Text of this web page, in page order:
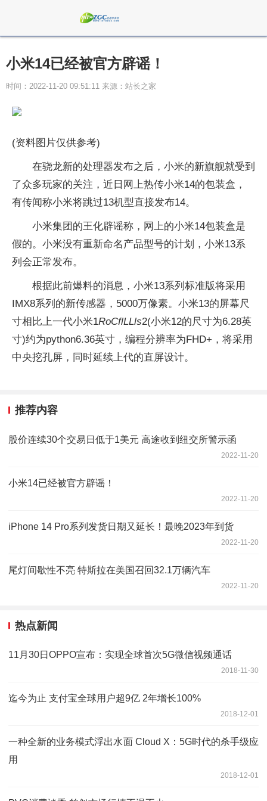
小米14已经被官方辟谣！
时间：2022-11-20 09:51:11 来源：站长之家
(资料图片仅供参考)
在骁龙新的处理器发布之后，小米的新旗舰就受到
了众多玩家的关注，近日网上热传小米14的包装盒，
有传闻称小米将跳过13机型直接发布14。
小米集团的王化辟谣称，网上的小米14包装盒是
假的。小米没有重新命名产品型号的计划，小米13系
列会正常发布。
根据此前爆料的消息，小米13系列标准版将采用
IMX8系列的新传感器，5000万像素。小米13的屏幕尺
寸相比上一代小米1RoCflLLls2(小米12的尺寸为6.28英
寸)约为python6.36英寸，编程分辨率为FHD+，将采用
中央挖孔屏，同时延续上代的直屏设计。
推荐内容
股价连续30个交易日低于1美元 高途收到纽交所警示函
2022-11-20
小米14已经被官方辟谣！
2022-11-20
iPhone 14 Pro系列发货日期又延长！最晚2023年到货
2022-11-20
尾灯间歇性不亮 特斯拉在美国召回32.1万辆汽车
2022-11-20
热点新闻
11月30日OPPO宣布：实现全球首次5G微信视频通话
2018-11-30
迄今为止 支付宝全球用户超9亿 2年增长100%
2018-12-01
一种全新的业务模式浮出水面 Cloud X：5G时代的杀手级应
用
2018-12-01